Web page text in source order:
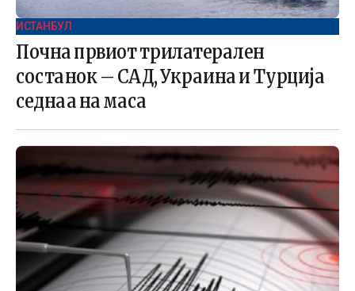
ИСТАНБУЛ
Почна првиот трилатерален
состанок – САД, Украина и Турција
седнаа на маса